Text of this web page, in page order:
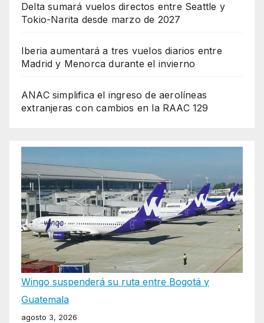
Delta sumará vuelos directos entre Seattle y
Tokio-Narita desde marzo de 2027
Iberia aumentará a tres vuelos diarios entre
Madrid y Menorca durante el invierno
ANAC simplifica el ingreso de aerolíneas
extranjeras con cambios en la RAAC 129
Wingo suspenderá su ruta entre Bogotá y
Guatemala
agosto 3, 2026